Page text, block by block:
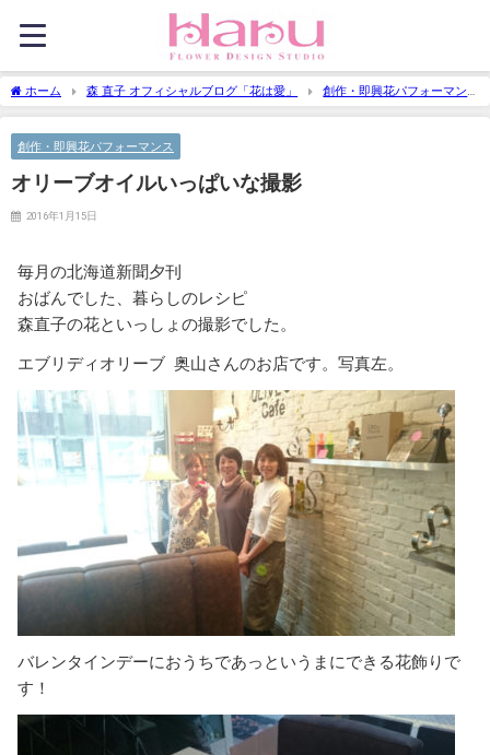
ホーム 森 直子 オフィシャルブログ「花は愛」
創作・即興花パフォーマン
ス
オリーブオイルいっぱいな撮影
創作・即興花パフォーマンス
オリーブオイルいっぱいな撮影
2016年1月15日
毎月の北海道新聞夕刊
おばんでした、暮らしのレシピ
森直子の花といっしょの撮影でした。
エブリディオリーブ 奥山さんのお店です。写真左。
バレンタインデーにおうちであっというまにできる花飾りで
す！